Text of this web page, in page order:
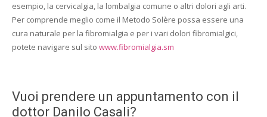
esempio, la cervicalgia, la lombalgia comune o altri dolori agli arti.
Per comprende meglio come il Metodo Solère possa essere una
cura naturale per la fibromialgia e per i vari dolori fibromialgici,
potete navigare sul sito www.fibromialgia.sm
Vuoi prendere un appuntamento con il
dottor Danilo Casali?